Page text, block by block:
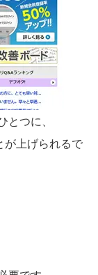
つに、
が上げられるで